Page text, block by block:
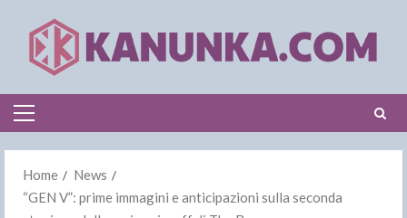
content
Primary
Home
News
“GEN V”: prime immagini e anticipazioni sulla seconda